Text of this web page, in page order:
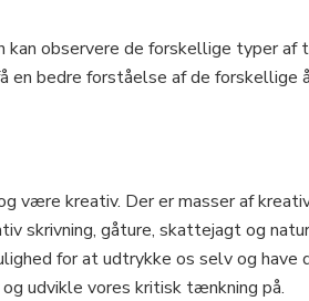
kan observere de forskellige typer
en bedre forståelse af de forskellige
være kreativ. Der er masser af
skrivning, gåture, skattejagt og
for at udtrykke os selv og have
udvikle vores kritisk tænkning på.